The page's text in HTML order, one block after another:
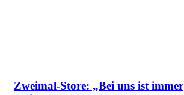
Zweimal-Store: „Bei uns ist immer